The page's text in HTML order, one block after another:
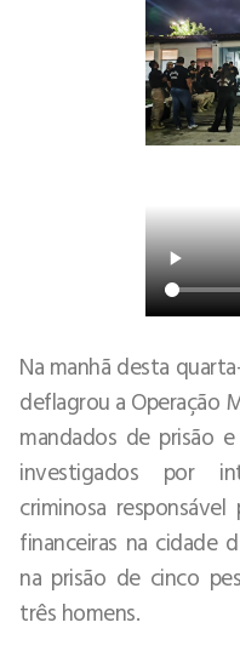
Na manhã desta
deflagrou a Operação
mandados de prisão
investigados por
criminosa
financeiras na cidade
na prisão de cinco
três homens.